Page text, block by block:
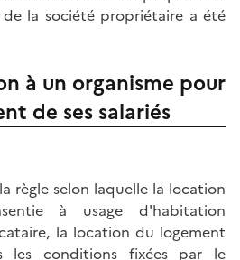
la société propriétaire a été
à un organisme pour
de ses salariés
règle selon laquelle la location
à usage d'habitation
la location du logement
les conditions fixées par le